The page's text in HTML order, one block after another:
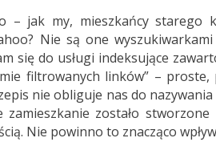
– jak my, mieszkańcy starego
Nie są one
się do usługi indeksujące
filtrowanych linków” – proste,
nie obliguje nas do
zamieszkanie zostało
Nie powinno to znacząco